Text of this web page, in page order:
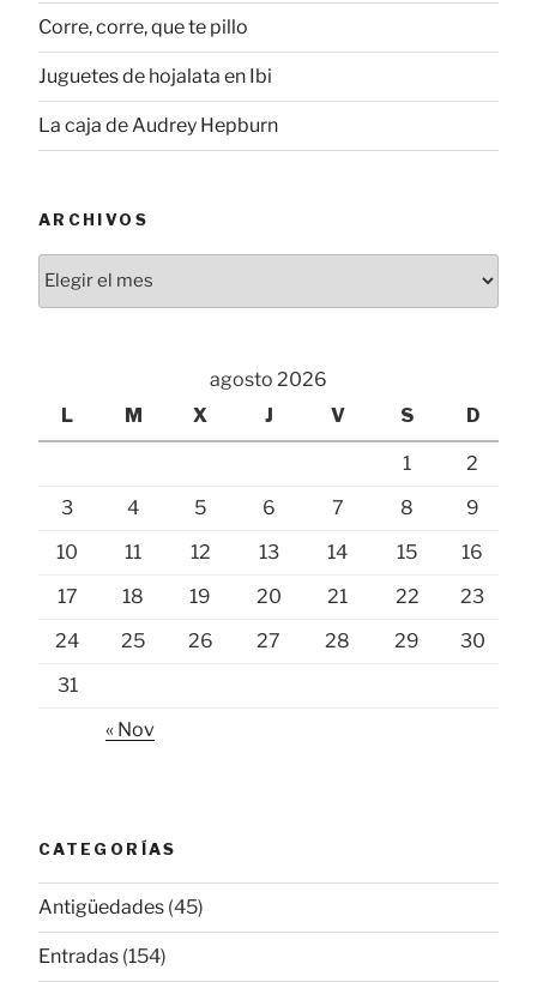
Corre, corre, que te pillo
Juguetes de hojalata en Ibi
La caja de Audrey Hepburn
ARCHIVOS
agosto 2026
L
M X J V S D
1
2
3
4 5 6 7 8
9
10
11 12 13 14 15
16
17
18 19 20 21 22
23
24
25 26 27 28 29
30
31
« Nov
CATEGORÍAS
Antigüedades (45)
Entradas (154)